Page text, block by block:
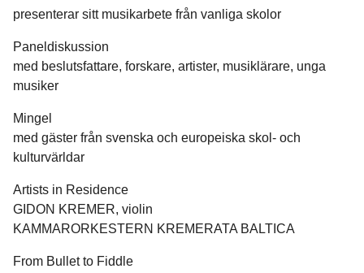
presenterar sitt musikarbete från vanliga skolor
Paneldiskussion
med beslutsfattare, forskare, artister, musiklärare, unga
musiker
Mingel
med gäster från svenska och europeiska skol- och
kulturvärldar
Artists in Residence
GIDON KREMER, violin
KAMMARORKESTERN KREMERATA BALTICA
From Bullet to Fiddle